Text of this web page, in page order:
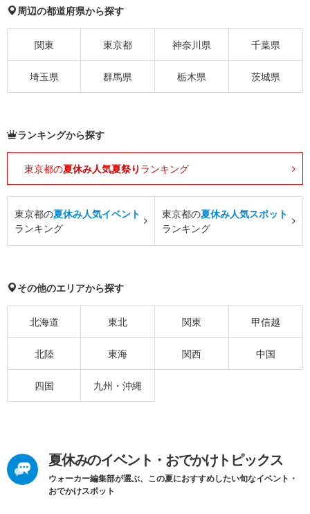
周辺の都道府県から探す
関東 東京都 神奈川県 千葉県
埼玉県 群馬県 栃木県 茨城県
ランキングから探す
東京都の夏休み人気夏祭り ランキング
東京都の夏休み人気イベント
ランキング
東京都の夏休み人気スポット
ランキング
その他のエリアから探す
北海道 東北 関東 甲信越
北陸 東海 関西 中国
四国 九州・沖縄
夏休みのイベント・おでかけトピックス
ウォーカー編集部が選ぶ、この夏におすすめしたい旬なイベント・
おでかけスポット